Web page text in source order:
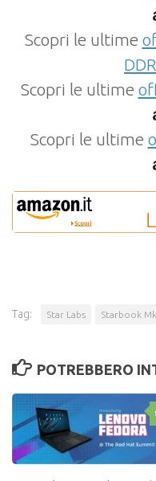
Scopri le ultime
DDR
Scopri le ultime
Scopri le ultime
Tag: Star Labs Starbook
POTREBBERO